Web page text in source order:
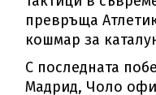
превръща
кошмар за
С последната
Мадрид, Чоло